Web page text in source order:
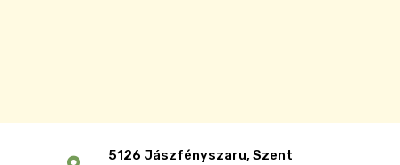
5126 Jászfényszaru, Szent